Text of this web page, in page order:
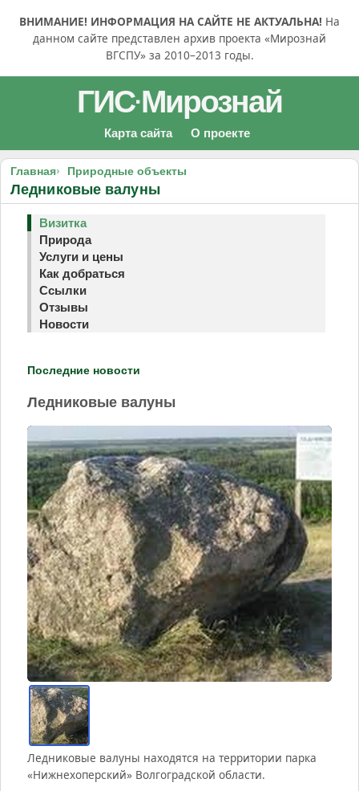
ВНИМАНИЕ! ИНФОРМАЦИЯ НА САЙТЕ НЕ АКТУАЛЬНА! На
данном сайте представлен архив проекта «Мирознай
ВГСПУ» за 2010–2013 годы.
ГИС·Мирознай
Карта сайта О проекте
Главная Природные объекты
Ледниковые валуны
Визитка
Природа
Услуги и цены
Как добраться
Ссылки
Отзывы
Новости
Последние новости
Ледниковые валуны
Ледниковые валуны находятся на территории парка
«Нижнехоперский» Волгоградской области.